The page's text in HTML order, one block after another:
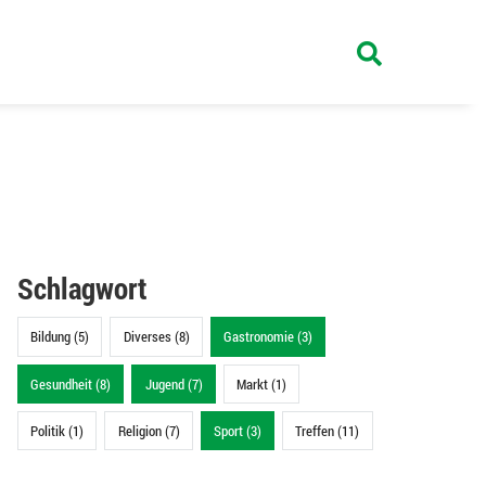
Schlagwort
Bildung (5) Diverses (8) Gastronomie (3)
Gesundheit (8) Jugend (7) Markt (1)
Politik (1) Religion (7) Sport (3) Treffen (11)